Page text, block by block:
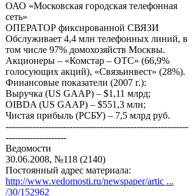
ОАО «Московская городская телефонная
сеть»
ОПЕРАТОР фиксированной СВЯЗИ
Обслуживает 4,4 млн телефонных линий, в
том числе 97% домохозяйств Москвы.
Акционеры – «Комстар – ОТС» (66,9%
голосующих акций), «Связьинвест» (28%).
Финансовые показатели (2007 г.):
Выручка (US GAAP) – $1,11 млрд;
OIBDA (US GAAP) – $551,3 млн;
Чистая прибыль (РСБУ) – 7,5 млрд руб.
------------------------------------------------------------
--------------------
Ведомости
30.06.2008, №118 (2140)
Постоянный адрес материала:
http://www.vedomosti.ru/newspaper/artic ...
/30/152962